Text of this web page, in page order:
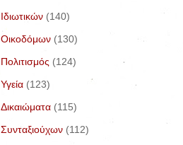
Ιδιωτικών (140)
Οικοδόμων (130)
Πολιτισμός (124)
Υγεία (123)
Δικαιώματα (115)
Συνταξιούχων (112)